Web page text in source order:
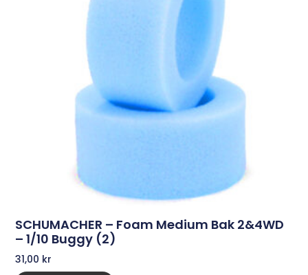
SCHUMACHER – Foam Medium Bak 2&4WD
– 1/10 Buggy (2)
31,00 kr